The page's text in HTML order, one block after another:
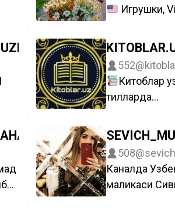
Игрушки,
Люблю
Узбек
Доставка
KLIPLAR УЗБЕК МП3
552
Китоблар
тилларда
клила
Доставка
Энг яхши
Clikc/
508
Каналда
маликаси